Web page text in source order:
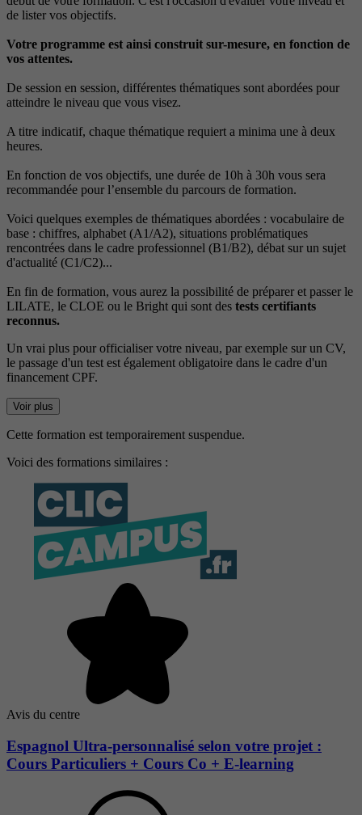
de lister vos objectifs.
Votre programme est ainsi construit sur-mesure, en fonction de
vos attentes.
De session en session, différentes thématiques sont abordées pour
atteindre le niveau que vous visez.
A titre indicatif, chaque thématique requiert a minima une à deux
heures.
En fonction de vos objectifs, une durée de 10h à 30h vous sera
recommandée pour l’ensemble du parcours de formation.
Voici quelques exemples de thématiques abordées : vocabulaire de
base : chiffres, alphabet (A1/A2), situations problématiques
rencontrées dans le cadre professionnel (B1/B2), débat sur un sujet
d'actualité (C1/C2)...
En fin de formation, vous aurez la possibilité de préparer et passer le
LILATE, le CLOE ou le Bright qui sont des tests certifiants
reconnus.
Un vrai plus pour officialiser votre niveau, par exemple sur un CV,
le passage d'un test est également obligatoire dans le cadre d'un
financement CPF.
Voir plus
Cette formation est temporairement suspendue.
Voici des formations similaires :
Avis du centre
Espagnol Ultra-personnalisé selon votre projet :
Cours Particuliers + Cours Co + E-learning